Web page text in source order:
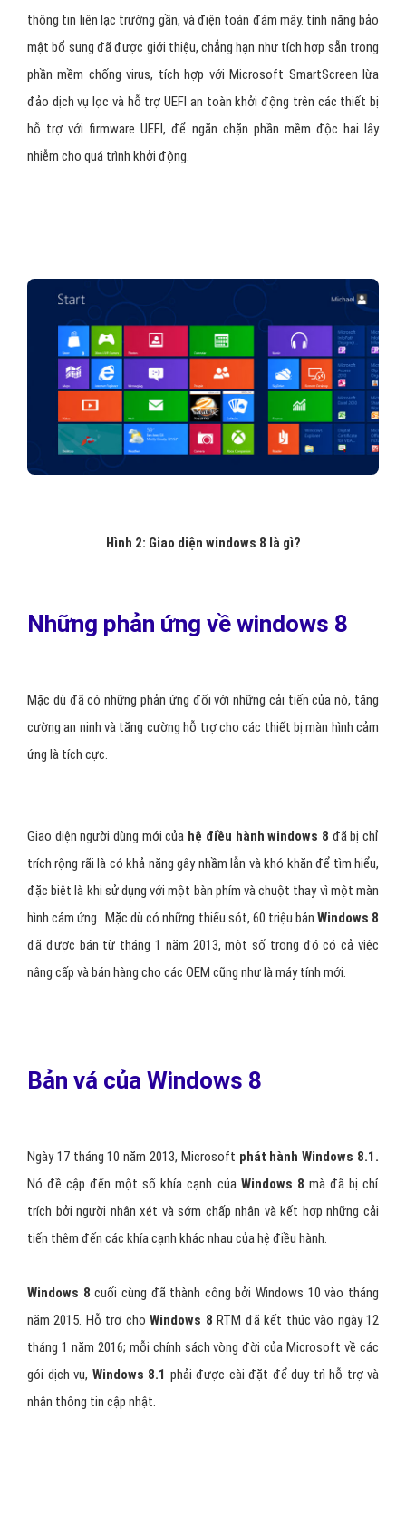
bộ hóa các ứng dụng và các thiết lập giữa các thiết bị), và
Windows Store , một cửa hàng trực tuyến để tải về và mua phần
mềm mới.
Windows 8
thêm hỗ trợ cho USB 3.0, nâng cao ổ cứng định dạng,
hỗ trợ với firmware UEFI, để ngăn chặn phần mềm độc hại lây
nhiễm cho quá trình khởi động.
Hình 2: Giao diện windows 8 là gì?
Mặc dù đã có những phản ứng đối với những cải tiến của nó, tăng
cường an ninh và tăng cường hỗ trợ cho các thiết bị màn hình cảm
ứng là tích cực.
hình cảm ứng. Mặc dù có những thiếu sót, 60 triệu bản
Bản vá của Windows 8
Ngày 17 tháng 10 năm 2013, Microsoftphát hành Windows 8.1.
Nó đề cập đến một số khía cạnh của
Windows 8
mà đã bị chỉ
trích bởi người nhận xét và sớm chấp nhận và kết hợp những cải
tiến thêm đến các khía cạnh khác nhau của hệ điều hành.